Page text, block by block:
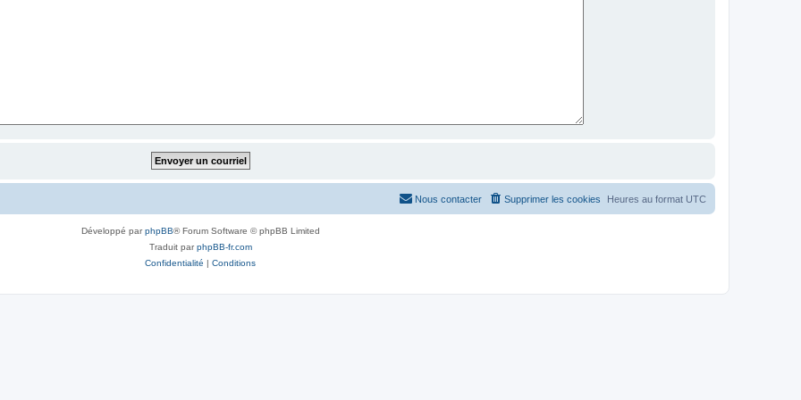
Heures au format UTC
Supprimer les cookies
Nous contacter
Développé parphpBB® Forum Software © phpBB Limited
Traduit parphpBB-fr.com
Confidentialité | Conditions